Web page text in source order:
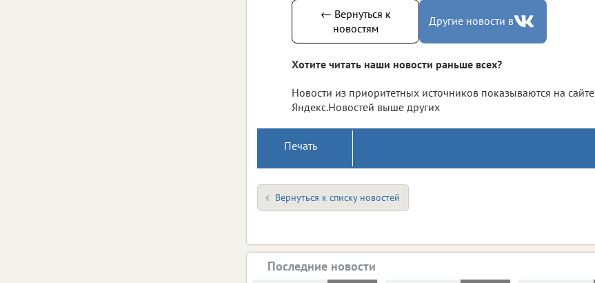
← Вернуться к
новостям
Другие новости в
Хотите читать наши новости раньше всех?
Новости из приоритетных источников показываются на сайте
Яндекс.Новостей выше других
Печать
Вернуться к списку новостей
Последние новости